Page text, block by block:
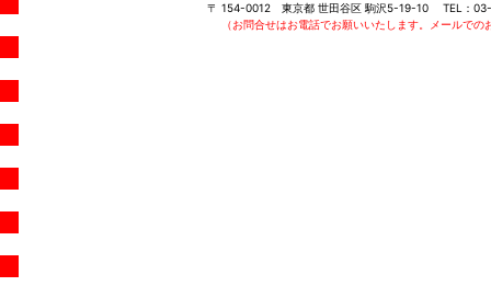
〒 154-0012 東京都 世田谷区 駒沢5-19-10 TEL：
（お問合せはお電話でお願いいたします。メールで